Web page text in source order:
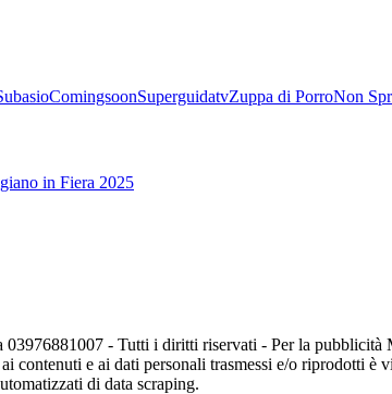
ComingsoonSuperguidatvZuppa di PorroNon
in Fiera 2025
- Tutti i diritti riservati - Per la
contenuti e ai dati personali trasmessi e/o riprodotti è
di data scraping.